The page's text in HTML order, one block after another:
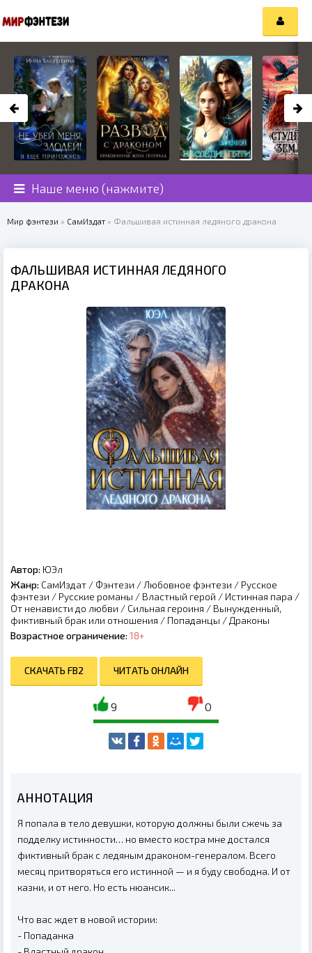
Наше меню (нажмите)
Мир фэнтези » СамИздат » Фальшивая истинная ледяного дракона
ФАЛЬШИВАЯ ИСТИННАЯ ЛЕДЯНОГО
ДРАКОНА
Автор: ЮЭл
Жанр: СамИздат / Фэнтези / Любовное фэнтези / Русское
фэнтези / Русские романы / Властный герой / Истинная пара /
От ненависти до любви / Сильная героиня / Вынужденный,
фиктивный брак или отношения / Попаданцы / Драконы
Возрастное ограничение: 18+
СКАЧАТЬ FB2 ЧИТАТЬ ОНЛАЙН
9 0
АННОТАЦИЯ
Я попала в тело девушки, которую должны были сжечь за
подделку истинности… но вместо костра мне достался
фиктивный брак с ледяным драконом-генералом. Всего
месяц притворяться его истинной — и я буду свободна. И от
казни, и от него. Но есть нюансик...
Что вас ждет в новой истории:
- Попаданка